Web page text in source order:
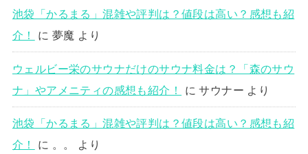
池袋「かるまる」混雑や評判は？値段は高い？感想も紹
介！
に 夢魔 より
ウェルビー栄のサウナだけのサウナ料金は？「森のサウ
ナ」やアメニティの感想も紹介！
にサウナー より
池袋「かるまる」混雑や評判は？値段は高い？感想も紹
介！
に 。。 より